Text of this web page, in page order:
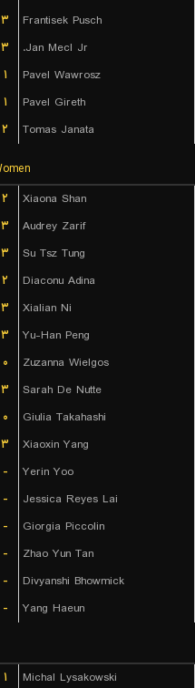
۳
Frantisek Pusch
۳
Jan Mecl Jr.
۱
Pavel Wawrosz
۱
Pavel Gireth
۲ Tomas Janata
۲
Xiaona Shan
۳
Audrey Zarif
۳
Su Tsz Tung
۲
Diaconu Adina
۳
Xialian Ni
۳
Yu-Han Peng
۰
Zuzanna Wielgos
۳
Sarah De Nutte
۰
Giulia Takahashi
۳
Xiaoxin Yang
-
Yerin Yoo
-
Jessica Reyes Lai
-
Giorgia Piccolin
-
Zhao Yun Tan
-
Divyanshi Bhowmick
- Yang Haeun
۱
Michal Lysakowski